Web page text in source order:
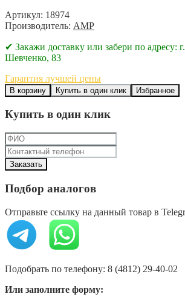
Артикул: 18974
Производитель: AMP
✔ Закажи доставку или забери по адресу:
Шевченко, 83
Гарантия лучшей цены
В корзину Купить в один клик Избранное
Купить в один клик
Подбор аналогов
Отправьте ссылку на данный товар в
Подобрать по телефону: 8 (4812) 29-40-02
Или заполните форму: